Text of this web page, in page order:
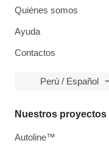
Quiénes somos
Ayuda
Contactos
Perú / Español
Nuestros proyectos
Autoline™